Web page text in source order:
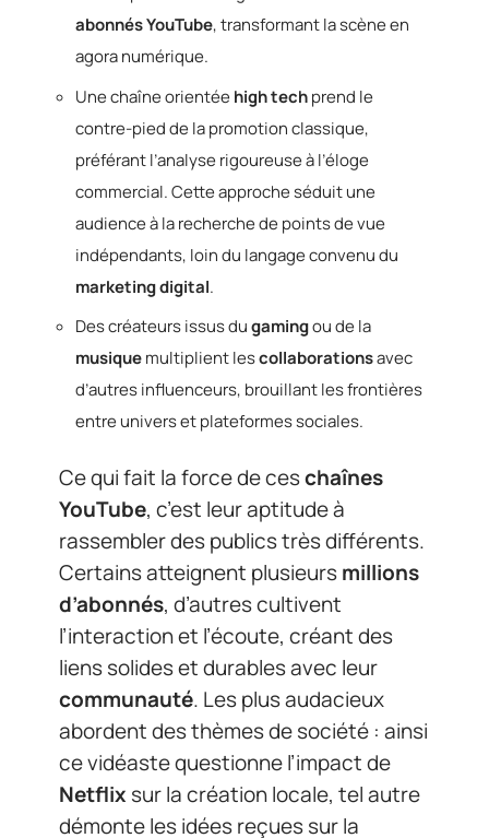
abonnés YouTube, transformant la scène en
agora numérique.
Une chaîne orientéehigh techprend le
contre-pied de la promotion classique,
préférant l’analyse rigoureuse à l’éloge
commercial. Cette approche séduit une
audience à la recherche de points de vue
indépendants, loin du langage convenu du
marketing digital.
Des créateurs issus dugamingou de la
musiquemultiplient lescollaborationsavec
d’autres influenceurs, brouillant les frontières
entre univers et plateformes sociales.
Ce qui fait la force de ceschaînes
YouTube, c’est leur aptitude à
rassembler des publics très différents.
Certains atteignent plusieursmillions
d’abonnés, d’autres cultivent
l’interaction et l’écoute, créant des
liens solides et durables avec leur
communauté. Les plus audacieux
abordent des thèmes de société : ainsi
ce vidéaste questionne l’impact de
Netflix sur la création locale, tel autre
démonte les idées reçues sur la